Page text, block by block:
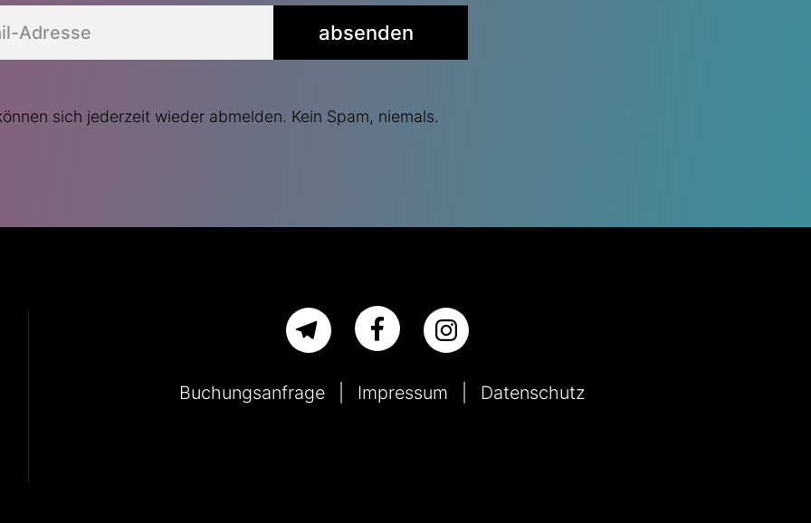
absenden
sich jederzeit wieder abmelden. Kein Spam, niemals.
Buchungsanfrage Impressum Datenschutz